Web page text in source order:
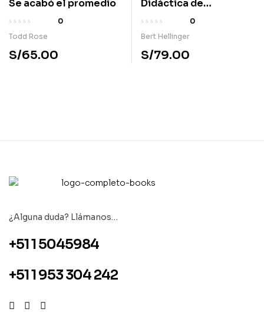
Se acabó el promedio
0
Todd Rose
S/65.00
Didáctica de
constelaciones
familiares: El
0
Bert Hellinger
S/79.00
¿Alguna duda? Llámanos…
+51 1 5045984
+51 1 953 304 242